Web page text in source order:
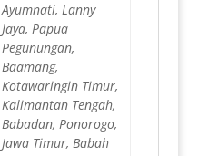
Ayumnati, Lanny
Jaya, Papua
Pegunungan,
Baamang,
Kotawaringin Timur,
Kalimantan Tengah,
Babadan, Ponorogo,
Jawa Timur, Babah